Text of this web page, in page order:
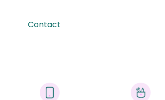
Contact